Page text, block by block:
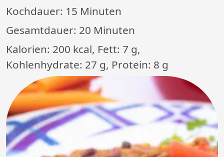
Kochdauer: 15 Minuten
Gesamtdauer: 20 Minuten
Kalorien: 200 kcal, Fett: 7 g,
Kohlenhydrate: 27 g, Protein: 8 g